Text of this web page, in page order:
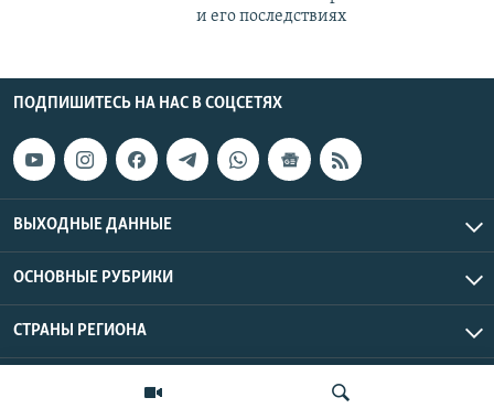
и его последствиях
ПОДПИШИТЕСЬ НА НАС В СОЦСЕТЯХ
ВЫХОДНЫЕ ДАННЫЕ
ОСНОВНЫЕ РУБРИКИ
СТРАНЫ РЕГИОНА
Азаттык Азия © 2026 RFE/RL, Inc. | Все права защищены.